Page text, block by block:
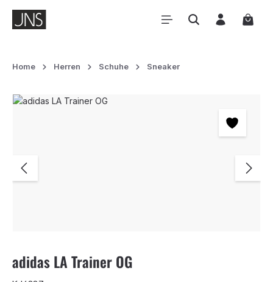
Zum Hauptinhalt springen
Home Herren Schuhe Sneaker
Bildergalerie überspringen
adidas LA Trainer OG